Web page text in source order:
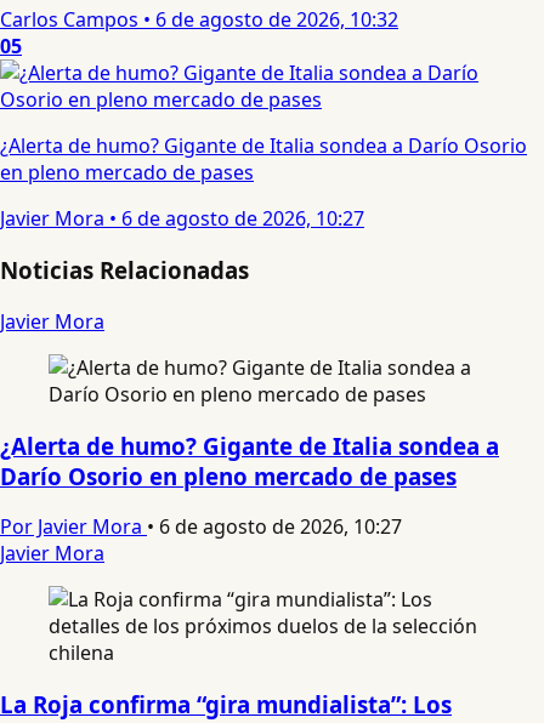
Carlos Campos • 6 de agosto de 2026, 10:32
05
¿Alerta de humo? Gigante de Italia sondea a Darío Osorio
en pleno mercado de pases
Javier Mora • 6 de agosto de 2026, 10:27
Noticias Relacionadas
Javier Mora
¿Alerta de humo? Gigante de Italia sondea a
Darío Osorio en pleno mercado de pases
Por Javier Mora • 6 de agosto de 2026, 10:27
Javier Mora
La Roja confirma “gira mundialista”: Los